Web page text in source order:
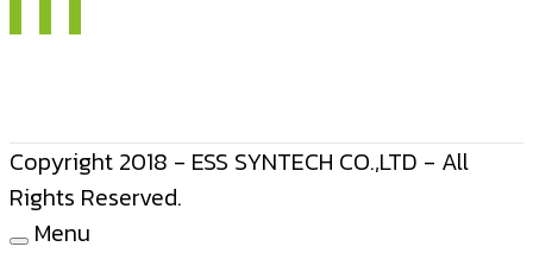
Copyright 2018 - ESS SYNTECH CO.,LTD - All
Rights Reserved.
Menu